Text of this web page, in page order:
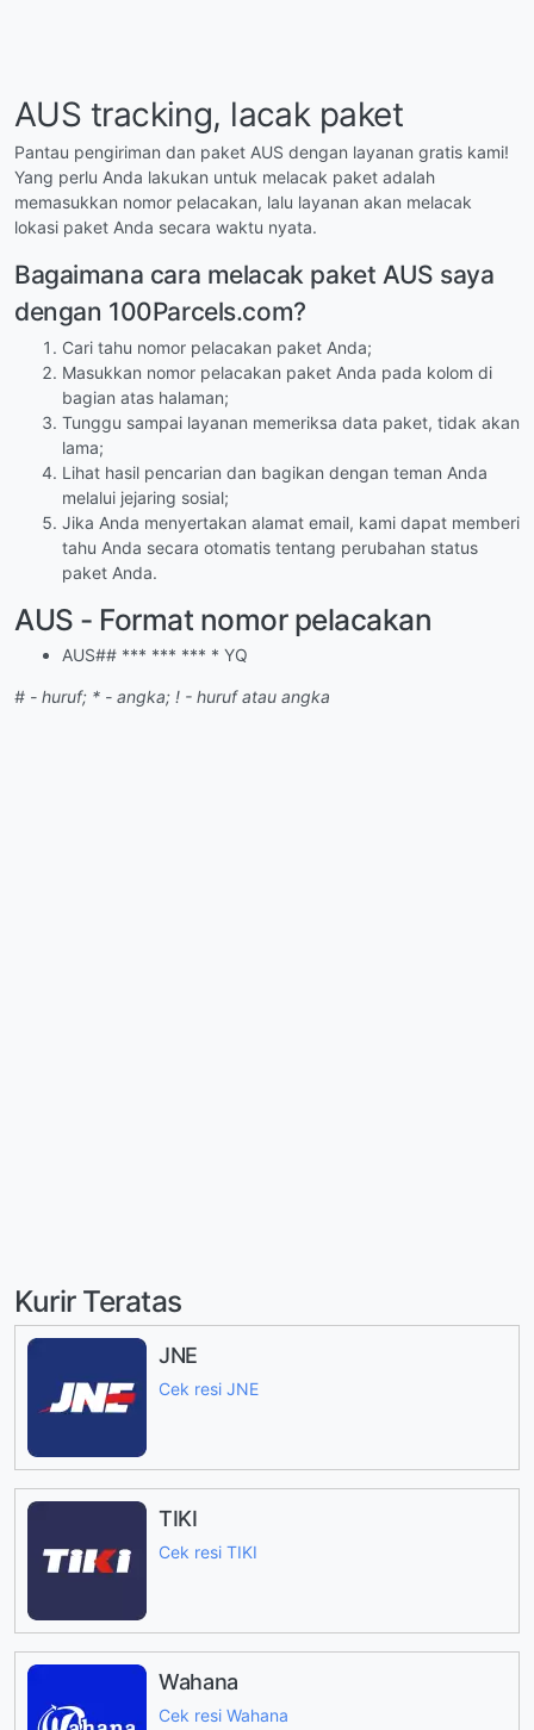
AUS tracking, lacak paket
Pantau pengiriman dan paket AUS dengan layanan gratis kami!
Yang perlu Anda lakukan untuk melacak paket adalah
memasukkan nomor pelacakan, lalu layanan akan melacak
lokasi paket Anda secara waktu nyata.
Bagaimana cara melacak paket AUS saya
dengan 100Parcels.com?
Cari tahu nomor pelacakan paket Anda;
Masukkan nomor pelacakan paket Anda pada kolom di
bagian atas halaman;
Tunggu sampai layanan memeriksa data paket, tidak akan
lama;
Lihat hasil pencarian dan bagikan dengan teman Anda
melalui jejaring sosial;
Jika Anda menyertakan alamat email, kami dapat memberi
tahu Anda secara otomatis tentang perubahan status
paket Anda.
AUS - Format nomor pelacakan
AUS## *** *** *** * YQ
# - huruf; * - angka; ! - huruf atau angka
Kurir Teratas
JNE
Cek resi JNE
TIKI
Cek resi TIKI
Wahana
Cek resi Wahana